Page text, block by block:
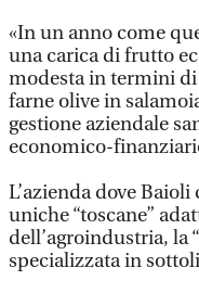
«In un anno come
una carica di frutto
modesta in termini
farne olive in
gestione aziendale
economico-
L’azienda dove
uniche “toscane”
dell’agroindustria, la “
specializzata in